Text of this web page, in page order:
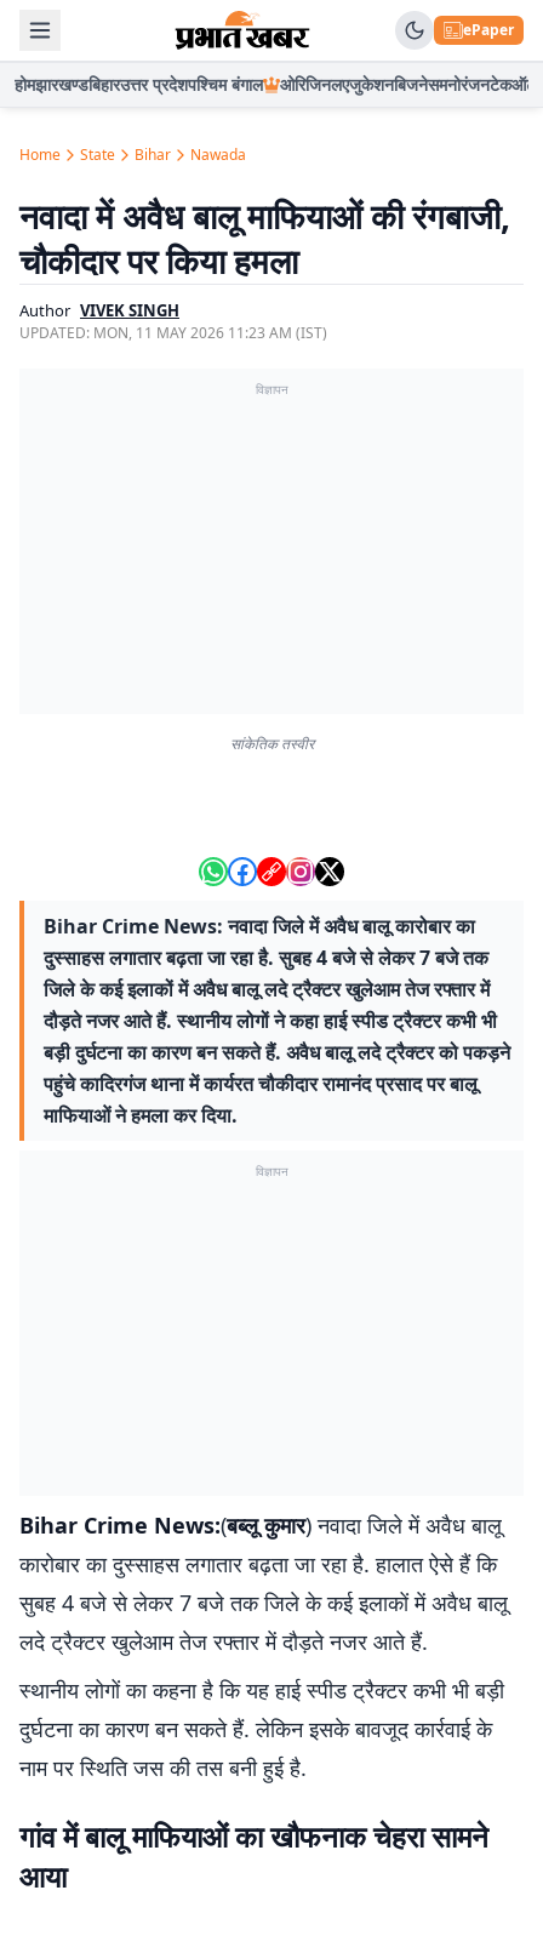
ePaper
होमझारखण्डबिहारउत्तर प्रदेशपश्चिम बंगाल ओरिजिनलएजुकेशनबिजनेसमनोरंजनटेकऑटो
Home State Bihar Nawada
नवादा में अवैध बालू माफियाओं की रंगबाजी,
चौकीदार पर किया हमला
Author VIVEK SINGH
UPDATED: MON, 11 MAY 2026 11:23 AM (IST)
विज्ञापन
सांकेतिक तस्वीर
Bihar Crime News: नवादा जिले में अवैध बालू कारोबार का
दुस्साहस लगातार बढ़ता जा रहा है. सुबह 4 बजे से लेकर 7 बजे तक
जिले के कई इलाकों में अवैध बालू लदे ट्रैक्टर खुलेआम तेज रफ्तार में
दौड़ते नजर आते हैं. स्थानीय लोगों ने कहा हाई स्पीड ट्रैक्टर कभी भी
बड़ी दुर्घटना का कारण बन सकते हैं. अवैध बालू लदे ट्रैक्टर को पकड़ने
पहुंचे कादिरगंज थाना में कार्यरत चौकीदार रामानंद प्रसाद पर बालू
माफियाओं ने हमला कर दिया.
विज्ञापन
Bihar Crime News:(बब्लू कुमार) नवादा जिले में अवैध बालू
कारोबार का दुस्साहस लगातार बढ़ता जा रहा है. हालात ऐसे हैं कि
सुबह 4 बजे से लेकर 7 बजे तक जिले के कई इलाकों में अवैध बालू
लदे ट्रैक्टर खुलेआम तेज रफ्तार में दौड़ते नजर आते हैं.
स्थानीय लोगों का कहना है कि यह हाई स्पीड ट्रैक्टर कभी भी बड़ी
दुर्घटना का कारण बन सकते हैं. लेकिन इसके बावजूद कार्रवाई के
नाम पर स्थिति जस की तस बनी हुई है.
गांव में बालू माफियाओं का खौफनाक चेहरा सामने
आया